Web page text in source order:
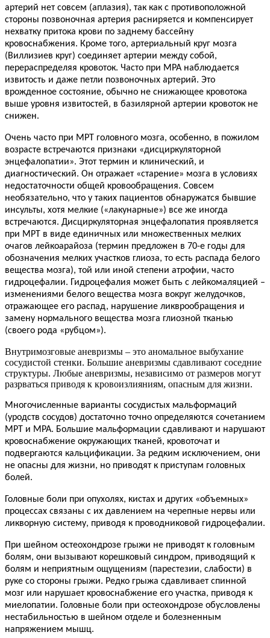
артерий нет совсем (аплазия), так как с противоположной
стороны позвоночная артерия расниряется и компенсирует
нехватку притока крови по заднему бассейну
кровоснабжения. Кроме того, артериальный круг мозга
(Виллизиев круг) соединяет артерии между собой,
перераспределяя кровоток. Часто при МРА наблюдается
извитость и даже петли позвоночных артерий. Это
врожденное состояние, обычно не снижающее кровотока
выше уровня извитостей, в базилярной артерии кровоток не
снижен.
Очень часто при МРТ головного мозга, особенно, в пожилом
возрасте встречаются признаки «дисциркуляторной
энцефалопатии». Этот термин и клинический, и
диагностический. Он отражает «старение» мозга в условиях
недостаточности общей кровообращения. Совсем
необязательно, что у таких пациентов обнаружатся бывшие
инсульты, хотя мелкие («лакунарные») все же иногда
встречаются. Дисциркуляторная энцефалопатия проявляется
при МРТ в виде единичных или множественных мелких
очагов лейкоарайоза (термин предложен в 70-е годы для
обозначения мелких участков глиоза, то есть распада белого
вещества мозга), той или иной степени атрофии, часто
гидроцефалии. Гидроцефалия может быть с лейкомаляцией –
изменениями белого вещества мозга вокруг желудочков,
отражающее его распад, нарушение ликврообращения и
замену нормального вещества мозга глиозной тканью
(своего рода «рубцом»).
Внутримозговые аневризмы – это аномальное выбухание
сосудистой стенки. Большие аневризмы сдавливают соседние
структуры. Любые аневризмы, независимо от размеров могут
разрваться приводя к кровоизлияниям, опасным для жизни.
Многочисленные варианты сосудистых мальформаций
(уродств сосудов) достаточно точно определяются сочетанием
МРТ и МРА. Большие мальформации сдавливают и нарушают
кровоснабжение окружающих тканей, кровоточат и
подвергаются кальцификации. За редким исключением, они
не опасны для жизни, но приводят к приступам головных
болей.
Головные боли при опухолях, кистах и других «объемных»
процессах связаны с их давлением на черепные нервы или
ликворную систему, приводя к проводниковой гидроцефалии.
При шейном остеохондрозе грыжи не приводят к головным
болям, они вызывают корешковый синдром, приводящий к
болям и неприятным ощущениям (парестезии, слабости) в
руке со стороны грыжи. Редко грыжа сдавливает спинной
мозг или нарушает кровоснабжение его участка, приводя к
миелопатии. Головные боли при остеохондрозе обусловлены
нестабильностью в шейном отделе и болезненным
напряжением мышц.